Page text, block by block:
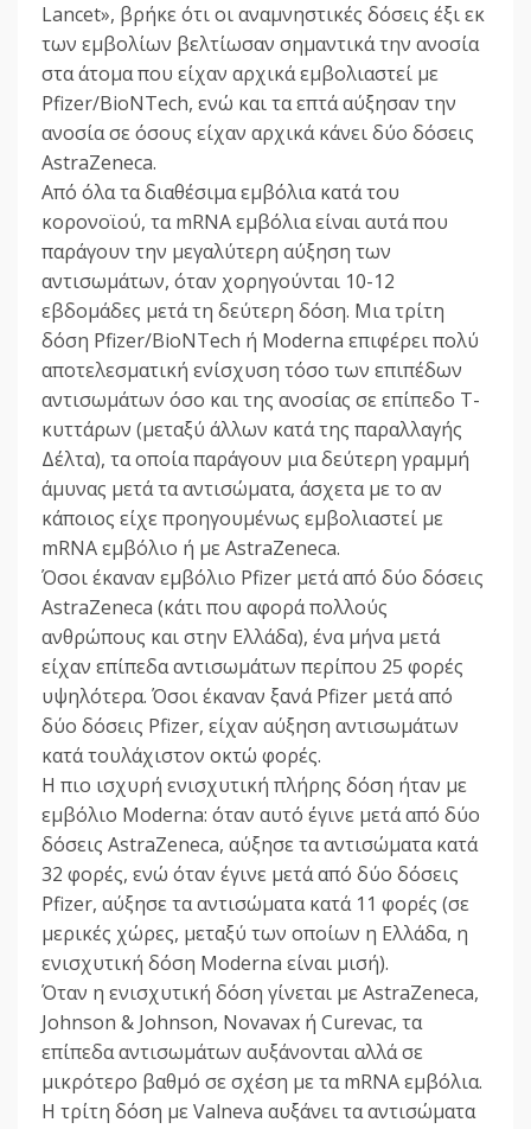
Lancet», βρήκε ότι οι αναμνηστικές δόσεις έξι εκ
των εμβολίων βελτίωσαν σημαντικά την ανοσία
στα άτομα που είχαν αρχικά εμβολιαστεί με
Pfizer/BioNTech, ενώ και τα επτά αύξησαν την
ανοσία σε όσους είχαν αρχικά κάνει δύο δόσεις
AstraZeneca.
Από όλα τα διαθέσιμα εμβόλια κατά του
κορονοϊού, τα mRNA εμβόλια είναι αυτά που
παράγουν την μεγαλύτερη αύξηση των
αντισωμάτων, όταν χορηγούνται 10-12
εβδομάδες μετά τη δεύτερη δόση. Μια τρίτη
δόση Pfizer/BioNTech ή Moderna επιφέρει πολύ
αποτελεσματική ενίσχυση τόσο των επιπέδων
αντισωμάτων όσο και της ανοσίας σε επίπεδο Τ-
κυττάρων (μεταξύ άλλων κατά της παραλλαγής
Δέλτα), τα οποία παράγουν μια δεύτερη γραμμή
άμυνας μετά τα αντισώματα, άσχετα με το αν
κάποιος είχε προηγουμένως εμβολιαστεί με
mRNA εμβόλιο ή με AstraZeneca.
Όσοι έκαναν εμβόλιο Pfizer μετά από δύο δόσεις
AstraZeneca (κάτι που αφορά πολλούς
ανθρώπους και στην Ελλάδα), ένα μήνα μετά
είχαν επίπεδα αντισωμάτων περίπου 25 φορές
υψηλότερα. Όσοι έκαναν ξανά Pfizer μετά από
δύο δόσεις Pfizer, είχαν αύξηση αντισωμάτων
κατά τουλάχιστον οκτώ φορές.
Η πιο ισχυρή ενισχυτική πλήρης δόση ήταν με
εμβόλιο Moderna: όταν αυτό έγινε μετά από δύο
δόσεις AstraZeneca, αύξησε τα αντισώματα κατά
32 φορές, ενώ όταν έγινε μετά από δύο δόσεις
Pfizer, αύξησε τα αντισώματα κατά 11 φορές (σε
μερικές χώρες, μεταξύ των οποίων η Ελλάδα, η
ενισχυτική δόση Moderna είναι μισή).
Όταν η ενισχυτική δόση γίνεται με AstraZeneca,
Johnson & Johnson, Novavax ή Curevac, τα
επίπεδα αντισωμάτων αυξάνονται αλλά σε
μικρότερο βαθμό σε σχέση με τα mRNA εμβόλια.
Η τρίτη δόση με Valneva αυξάνει τα αντισώματα